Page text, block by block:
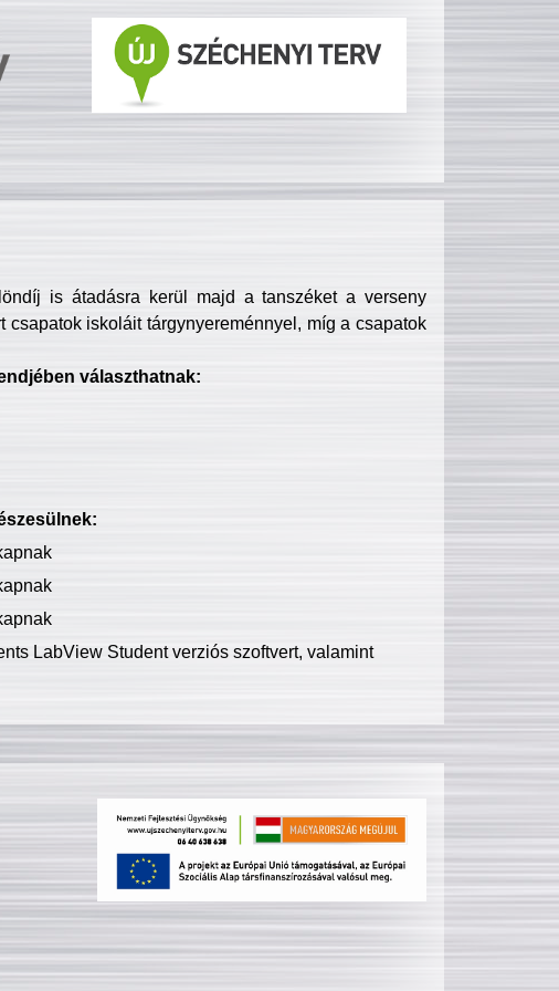
is átadásra kerül majd a tanszéket a verseny
iskoláit tárgynyereménnyel, míg a csapatok
választhatnak:
LabView Student verziós szoftvert, valamint